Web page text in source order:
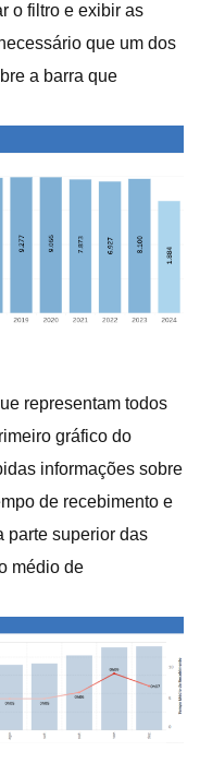
o filtro e exibir as
que um dos
a barra que
representam todos
gráfico do
informações sobre
de recebimento e
parte superior das
médio de